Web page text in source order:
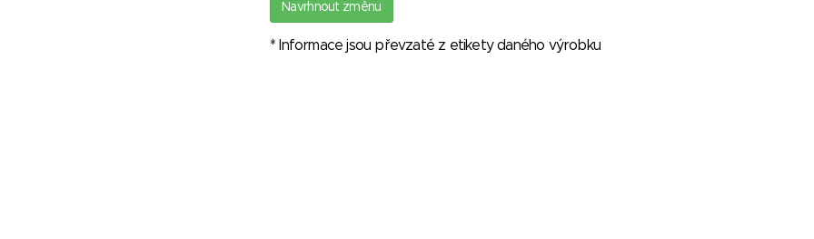
Navrhnout změnu
* Informace jsou převzaté z etikety daného výrobku